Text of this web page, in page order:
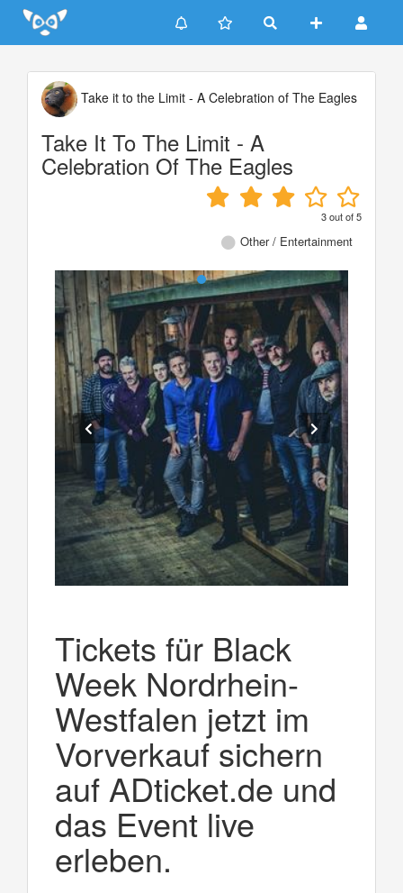
Update cookies preferences
Take it to the Limit - A Celebration of The Eagles
Take It To The Limit - A
Celebration Of The Eagles
3out of5
Other / Entertainment
Tickets für Black
Week Nordrhein-
Westfalen jetzt im
Vorverkauf sichern
auf ADticket.de und
das Event live
erleben.